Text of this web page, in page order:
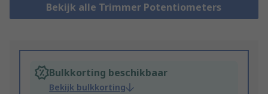
Bekijk alle Trimmer Potentiometers
Bulkkorting beschikbaar
Bekijk bulkkorting